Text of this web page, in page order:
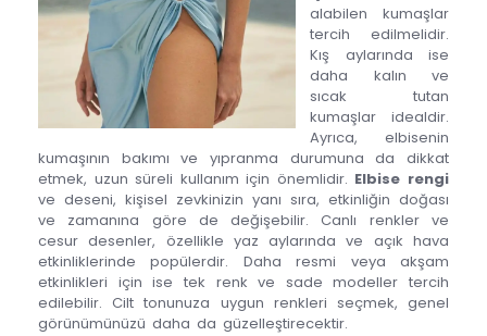
alabilen kumaşlar
tercih edilmelidir.
Kış aylarında ise
daha kalın ve
sıcak tutan
kumaşlar idealdir.
Ayrıca, elbisenin
kumaşının bakımı ve yıpranma durumuna da dikkat
etmek, uzun süreli kullanım için önemlidir. Elbise rengi
ve deseni, kişisel zevkinizin yanı sıra, etkinliğin doğası
ve zamanına göre de değişebilir. Canlı renkler ve
cesur desenler, özellikle yaz aylarında ve açık hava
etkinliklerinde popülerdir. Daha resmi veya akşam
etkinlikleri için ise tek renk ve sade modeller tercih
edilebilir. Cilt tonunuza uygun renkleri seçmek, genel
görünümünüzü daha da güzelleştirecektir.